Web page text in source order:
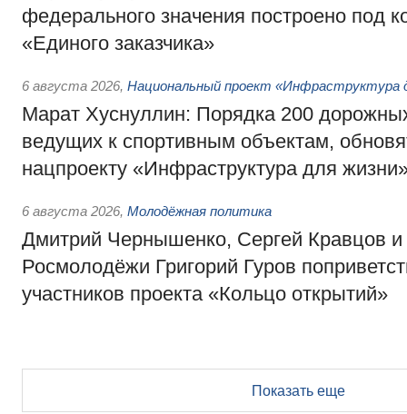
федерального значения построено под
«Единого заказчика»
6 августа 2026, Национальный проект «Инфраструктура
Марат Хуснуллин: Порядка 200
ведущих к спортивным объектам,
нацпроекту «Инфраструктура для
6 августа 2026, Молодёжная политика
Дмитрий Чернышенко, Сергей Кравцов и
Росмолодёжи Григорий Гуров
участников проекта «Кольцо открытий»
Показать еще